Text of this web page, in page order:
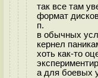
так все там
формат
п.
в обычных
кернел
хоть как-то
а для боевых